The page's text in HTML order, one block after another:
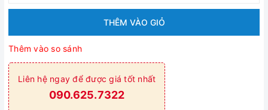
THÊM VÀO GIỎ
Thêm vào so sánh
Liên hệ ngay để được giá tốt nhất
090.625.7322